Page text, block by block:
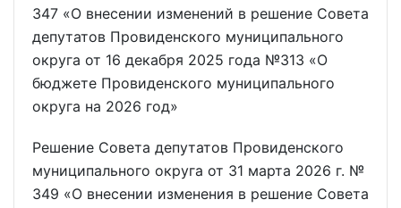
347 «О внесении изменений в решение Совета
депутатов Провиденского муниципального
округа от 16 декабря 2025 года №313 «О
бюджете Провиденского муниципального
округа на 2026 год»
Решение Совета депутатов Провиденского
муниципального округа от 31 марта 2026 г. №
349 «О внесении изменения в решение Совета